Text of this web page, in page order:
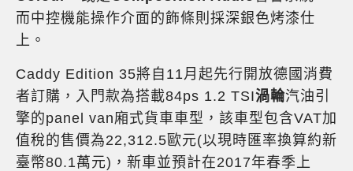
而中控機能操作介面的飾條則採深銀色烤漆仕
上。
Caddy Edition 35將自11月起先行開放德國消費
者訂購，入門款為搭載84ps 1.2 TSI渦輪汽油引
擎的panel van廂式貨車車型，該車型包含VAT加
值稅的售價為22,312.5歐元(以現時匯率換算約新
臺幣80.1萬元)，新車並預計在2017年春季上